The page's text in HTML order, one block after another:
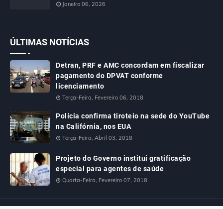
Janeiro 06, 2026
ÚLTIMAS NOTÍCIAS
Detran, PRF e AMC concordam em fiscalizar
pagamento do DPVAT conforme
licenciamento
Terça-Feira, Fevereiro 06, 2018
Polícia confirma tiroteio na sede do YouTube
na Califórnia, nos EUA
Terça-Feira, Abril 03, 2018
Projeto do Governo institui gratificação
especial para agentes de saúde
Quarta-Feira, Fevereiro 07, 2018